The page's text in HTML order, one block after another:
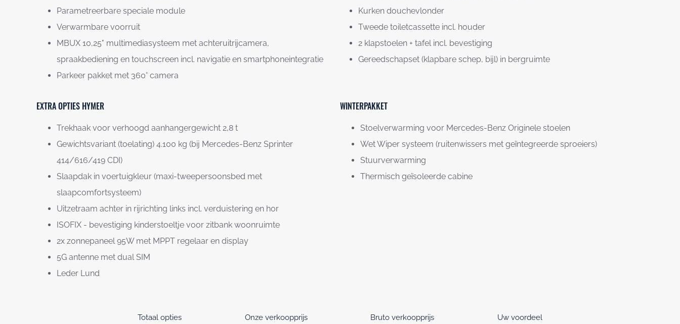
Parametreerbare speciale module
Verwarmbare voorruit
MBUX 10,25" multimediasysteem met achteruitrijcamera,
spraakbediening en touchscreen incl. navigatie en smartphoneintegratie
Parkeer pakket met 360° camera
Kurken douchevlonder
Tweede toiletcassette incl. houder
2 klapstoelen + tafel incl. bevestiging
Gereedschapset (klapbare schep, bijl) in bergruimte
EXTRA OPTIES HYMER
Trekhaak voor verhoogd aanhangergewicht 2,8 t
Gewichtsvariant (toelating) 4.100 kg (bij Mercedes-Benz Sprinter
414/616/419 CDI)
Slaapdak in voertuigkleur (maxi-tweepersoonsbed met
slaapcomfortsysteem)
Uitzetraam achter in rijrichting links incl. verduistering en hor
ISOFIX - bevestiging kinderstoeltje voor zitbank woonruimte
2x zonnepaneel 95W met MPPT regelaar en display
5G antenne met dual SIM
Leder Lund
WINTERPAKKET
Stoelverwarming voor Mercedes-Benz Originele stoelen
Wet Wiper systeem (ruitenwissers met geïntegreerde sproeiers)
Stuurverwarming
Thermisch geïsoleerde cabine
Totaal opties Onze verkoopprijs Bruto verkoopprijs Uw voordeel